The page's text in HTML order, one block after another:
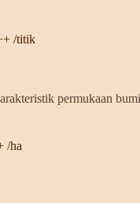
/titik
permukaan
/ha